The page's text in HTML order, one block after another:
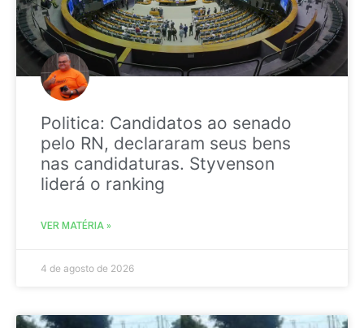
Politica: Candidatos ao senado
pelo RN, declararam seus bens
nas candidaturas. Styvenson
liderá o ranking
VER MATÉRIA »
4 de agosto de 2026